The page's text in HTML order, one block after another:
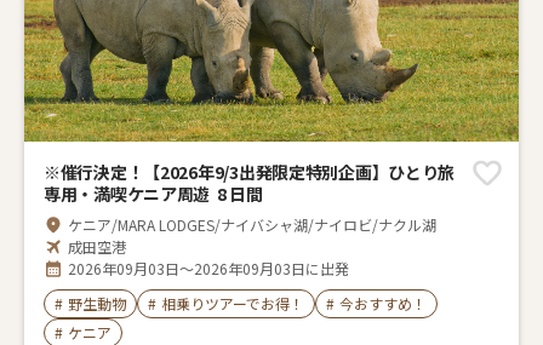
※催行決定！【2026年9/3出発限定特別企画】ひとり旅
専用・満喫ケニア周遊 8 日間
ケニア/MARA LODGES/ナイバシャ湖/ナイロビ/ナクル湖
成田空港
2026年09月03日～2026年09月03日に出発
# 野生動物 # 相乗りツアーでお得！ # 今おすすめ！
# ケニア